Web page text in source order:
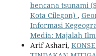
bencana tsunami
Kota Cilegon) ,
Informasi
Media: Majalah
Arif Ashari,